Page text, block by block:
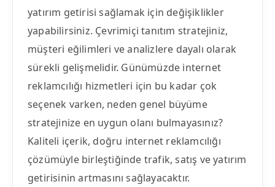
yatırım getirisi sağlamak için değişiklikler
yapabilirsiniz. Çevrimiçi tanıtım stratejiniz,
müşteri eğilimleri ve analizlere dayalı olarak
sürekli gelişmelidir. Günümüzde internet
reklamcılığı hizmetleri için bu kadar çok
seçenek varken, neden genel büyüme
stratejinize en uygun olanı bulmayasınız?
Kaliteli içerik, doğru internet reklamcılığı
çözümüyle birleştiğinde trafik, satış ve yatırım
getirisinin artmasını sağlayacaktır.